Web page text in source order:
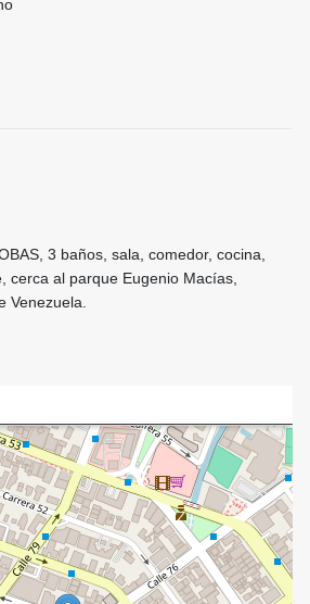
3 baños, sala, comedor, cocina,
cerca al parque Eugenio Macías,
Venezuela.